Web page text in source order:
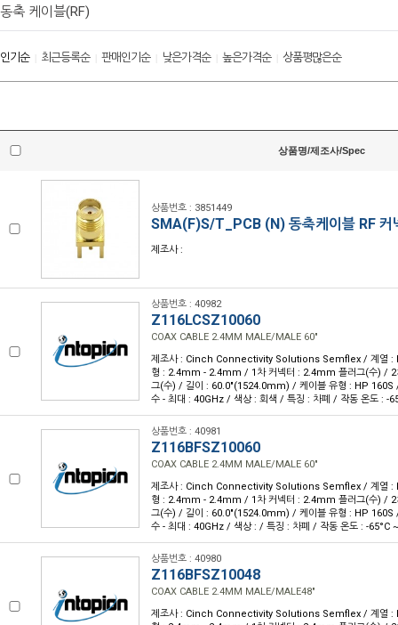
동축 케이블(RF)
인기순| 최근등록순| 판매인기순| 낮은가격순| 높은가격순| 상품평많은순
상품명/제조사/Spec
상품번호 : 3851449
SMA(F)S/T_PCB (N) 동축케이블 RF 커
제조사 :
상품번호 : 40982
Z116LCSZ10060
COAX CABLE 2.4MM MALE/MALE 60"
제조사 : Cinch Connectivity Solutions Semflex / 계열 :
형 : 2.4mm - 2.4mm / 1차 커넥터 : 2.4mm 플러그(수) / 2
그(수) / 길이 : 60.0"(1524.0mm) / 케이블 유형 : HP 160S
수 - 최대 : 40GHz / 색상 : 회색 / 특징 : 차폐 / 작동 온도 : -
상품번호 : 40981
Z116BFSZ10060
COAX CABLE 2.4MM MALE/MALE 60"
제조사 : Cinch Connectivity Solutions Semflex / 계열 :
형 : 2.4mm - 2.4mm / 1차 커넥터 : 2.4mm 플러그(수) / 2
그(수) / 길이 : 60.0"(1524.0mm) / 케이블 유형 : HP 160S
수 - 최대 : 40GHz / 색상 : / 특징 : 차폐 / 작동 온도 : -65°C
상품번호 : 40980
Z116BFSZ10048
COAX CABLE 2.4MM MALE/MALE48"
제조사 : Cinch Connectivity Solutions Semflex / 계열 :